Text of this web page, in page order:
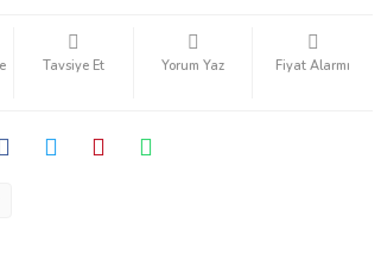
Tavsiye Et Yorum Yaz Fiyat Alarmı